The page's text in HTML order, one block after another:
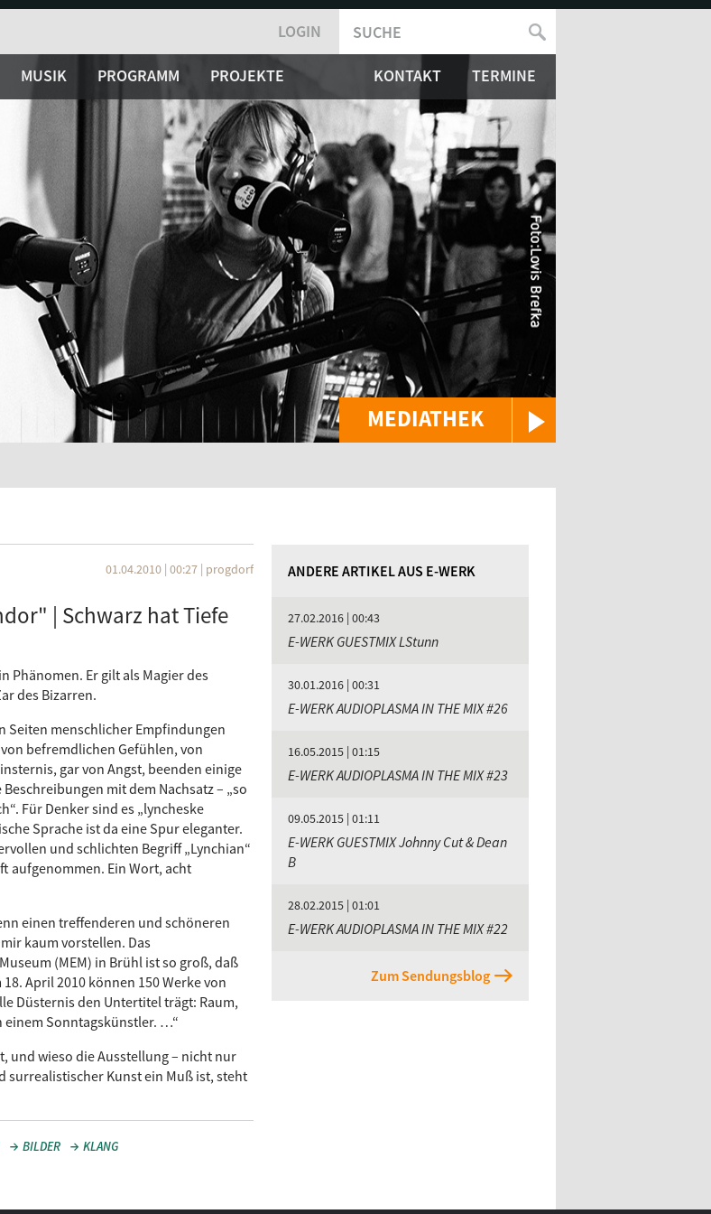
MEDIATHEK
LOGIN
SUCHFORMULAR
SUCHE
MUSIK PROGRAMM PROJEKTE KONTAKT TERMINE
01.04.2010 | 00:27 | progdorf
| Schwarz hat Tiefe
Phänomen. Er gilt als Magier des
des Bizarren.
Seiten menschlicher Empfindungen
befremdlichen Gefühlen, von
gar von Angst, beenden einige
mit dem Nachsatz – „so
Für Denker sind es „lyncheske
Sprache ist da eine Spur eleganter.
und schlichten Begriff „Lynchian“
aufgenommen. Ein Wort, acht
einen treffenderen und schöneren
kaum vorstellen. Das
(MEM) in Brühl ist so groß, daß
April 2010 können 150 Werke von
Düsternis den Untertitel trägt: Raum,
einem Sonntagskünstler. …“
und wieso die Ausstellung – nicht nur
surrealistischer Kunst ein Muß ist, steht
BILDER KLANG
ANDERE ARTIKEL AUS E-WERK
27.02.2016 | 00:43
E-WERK GUESTMIX LStunn
30.01.2016 | 00:31
E-WERK AUDIOPLASMA IN THE MIX #26
16.05.2015 | 01:15
E-WERK AUDIOPLASMA IN THE MIX #23
09.05.2015 | 01:11
E-WERK GUESTMIX Johnny Cut & Dean
B
28.02.2015 | 01:01
E-WERK AUDIOPLASMA IN THE MIX #22
Zum Sendungsblog